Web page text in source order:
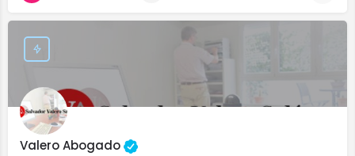
Valero Abogado